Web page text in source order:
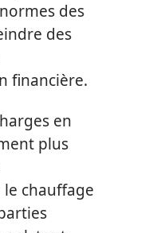
des
des
financière.
en
plus
le chauffage